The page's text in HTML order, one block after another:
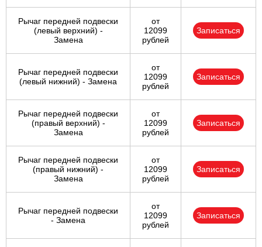
Рычаг передней подвески
(левый верхний) -
Замена
от
12099
рублей
Записаться
Рычаг передней подвески
(левый нижний) - Замена
от
12099
рублей
Записаться
Рычаг передней подвески
(правый верхний) -
Замена
от
12099
рублей
Записаться
Рычаг передней подвески
(правый нижний) -
Замена
от
12099
рублей
Записаться
Рычаг передней подвески
- Замена
от
12099
рублей
Записаться